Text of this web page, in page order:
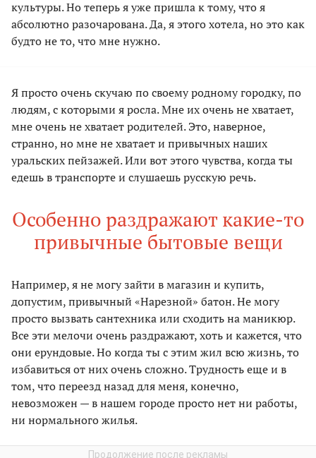
культуры. Но теперь я уже пришла к тому, что я
абсолютно разочарована. Да, я этого хотела, но это как
будто не то, что мне нужно.
Я просто очень скучаю по своему родному городку, по
людям, с которыми я росла. Мне их очень не хватает,
мне очень не хватает родителей. Это, наверное,
странно, но мне не хватает и привычных наших
уральских пейзажей. Или вот этого чувства, когда ты
едешь в транспорте и слушаешь русскую речь.
Особенно раздражают какие-то
привычные бытовые вещи
Например, я не могу зайти в магазин и купить,
допустим, привычный «Нарезной» батон. Не могу
просто вызвать сантехника или сходить на маникюр.
Все эти мелочи очень раздражают, хоть и кажется, что
они ерундовые. Но когда ты с этим жил всю жизнь, то
избавиться от них очень сложно. Трудность еще и в
том, что переезд назад для меня, конечно,
невозможен — в нашем городе просто нет ни работы,
ни нормального жилья.